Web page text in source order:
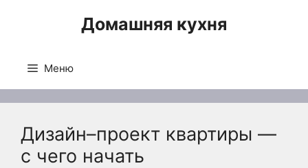
Домашняя кухня
Меню
Дизайн–проект квартиры —
с чего начать